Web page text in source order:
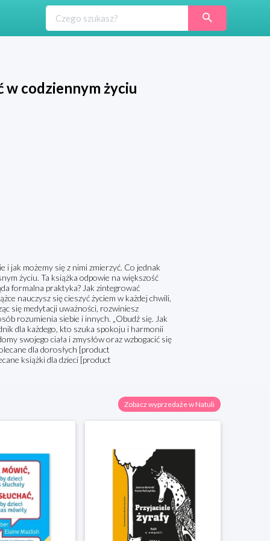
w codziennym życiu
i jak możemy się z nimi zmierzyć. Co jednak
życiu. Ta książka odpowie na większość
formalna praktyka? Jak zintegrować
nauczysz się cieszyć życiem w każdej chwili,
się medytacji uważności, rozwiniesz
rozumienia siebie i innych. „Obudź się. Jak
dla każdego, kto szuka spokoju i harmonii
swojego ciała i zmysłów oraz wzbogacić się
dla dorosłych [product
książki dla dzieci [product
Zobacz wyprzedaże w Natuli